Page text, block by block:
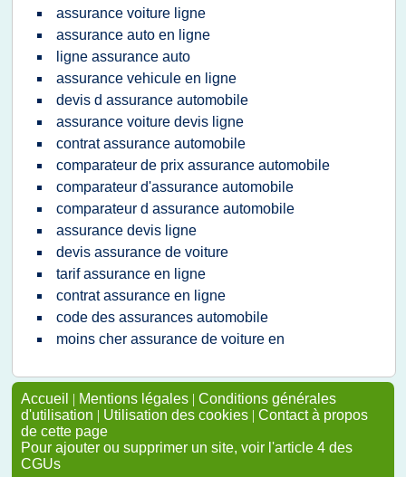
assurance voiture ligne
assurance auto en ligne
ligne assurance auto
assurance vehicule en ligne
devis d assurance automobile
assurance voiture devis ligne
contrat assurance automobile
comparateur de prix assurance automobile
comparateur d'assurance automobile
comparateur d assurance automobile
assurance devis ligne
devis assurance de voiture
tarif assurance en ligne
contrat assurance en ligne
code des assurances automobile
moins cher assurance de voiture en
Accueil | Mentions légales | Conditions générales
d'utilisation | Utilisation des cookies | Contact à propos
de cette page
Pour ajouter ou supprimer un site, voir l'article 4 des
CGUs